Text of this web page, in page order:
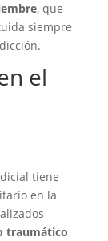
, que
siempre
el
tiene
en la
traumático